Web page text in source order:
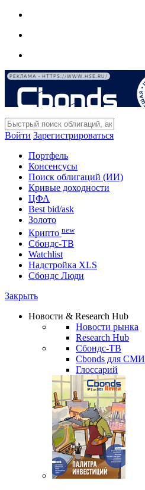
РЕКЛАМА • HTTPS://WWW.HSE.RU/
Войти Зарегистрироваться
Портфель
Консенсусы
Поиск облигаций (ИИ)
Кривые доходности
ЦФА
Best bid/ask
Золото
Крипто new
Сбондс-ТВ
Watchlist
Надстройка XLS
Сбондс Люди
Закрыть
Новости & Research Hub
Новости рынка
Research Hub
Сбондс-ТВ
Cbonds для СМИ
Глоссарий